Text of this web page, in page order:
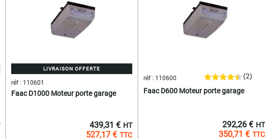
LIVRAISON OFFERTE
Faac D1000 Moteur porte garage
réf : 110601
527,17 €
439,31 €
Faac D600 Moteur porte garage
réf : 110600 (2)
350,71 €
292,26 €